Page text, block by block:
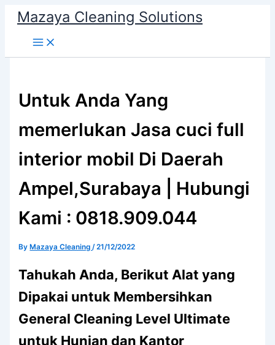
content
Mazaya Cleaning Solutions
Untuk Anda Yang
memerlukan Jasa cuci full
interior mobil Di Daerah
Ampel,Surabaya | Hubungi
Kami : 0818.909.044
By Mazaya Cleaning/21/12/2022
Tahukah Anda, Berikut Alat yang
Dipakai untuk Membersihkan
General Cleaning Level Ultimate
untuk Hunian dan Kantor